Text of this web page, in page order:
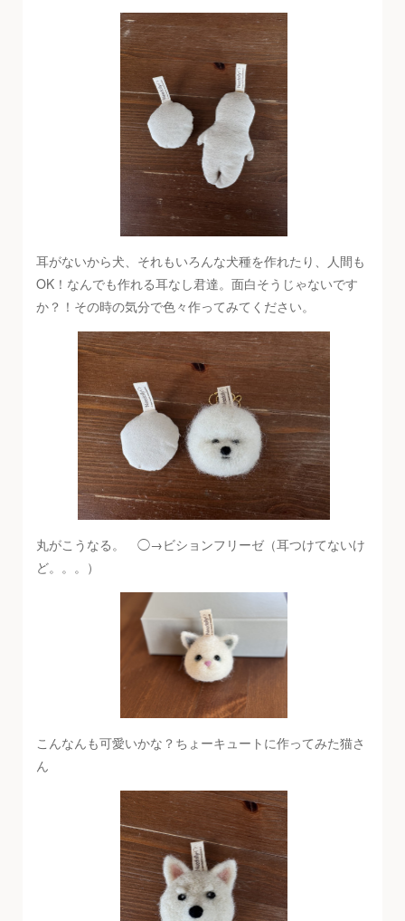
耳がないから犬、それもいろんな犬種を作れたり、人間も
OK！なんでも作れる耳なし君達。面白そうじゃないです
か？！その時の気分で色々作ってみてください。
丸がこうなる。 ◯→ビションフリーゼ（耳つけてないけ
ど。。。）
こんなんも可愛いかな？ちょーキュートに作ってみた猫さ
ん